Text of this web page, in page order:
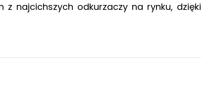
z najcichszych odkurzaczy na rynku, dzięki